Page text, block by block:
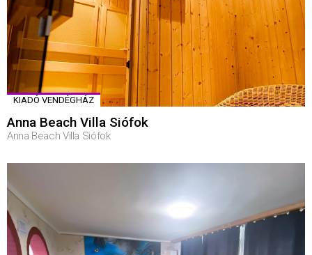
KIADÓ VENDÉGHÁZ
Anna Beach Villa Siófok
Anna Beach Villa Siófok